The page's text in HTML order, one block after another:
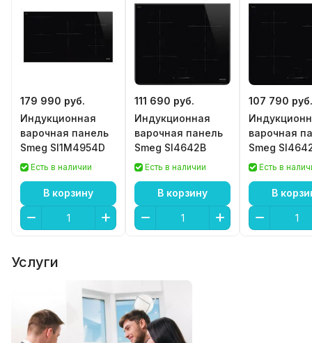
179 990 руб.
Индукционная
варочная панель
Smeg SI1M4954D
Есть в наличии
В корзину
111 690 руб.
Индукционная
варочная панель
Smeg SI4642B
Есть в наличии
В корзину
107 790 руб.
варочная
Smeg
Есть в
В
Услуги